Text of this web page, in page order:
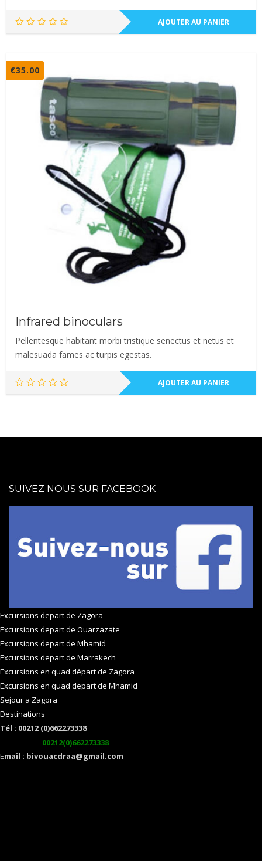
AJOUTER AU PANIER
€35.00
Infrared binoculars
Pellentesque habitant morbi tristique senectus et netus et
malesuada fames ac turpis egestas.
AJOUTER AU PANIER
SUIVEZ NOUS SUR FACEBOOK
Excursions depart de Zagora
Excursions depart de Ouarzazate
Excursions depart de Mhamid
Excursions depart de Marrakech
Excursions en quad départ de Zagora
Excursions en quad depart de Mhamid
Sejour a Zagora
Destinations
Tél : 00212 (0)662273338
00212(0)662273338
Email : bivouacdraa@gmail.com